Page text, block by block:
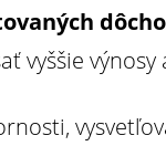
výnosy